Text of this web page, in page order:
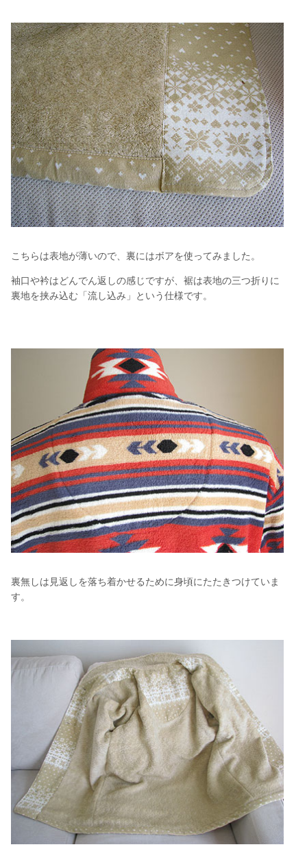
こちらは表地が薄いので、裏にはボアを使ってみました。
袖口や衿はどんでん返しの感じですが、裾は表地の三つ折りに
裏地を挟み込む「流し込み」という仕様です。
裏無しは見返しを落ち着かせるために身頃にたたきつけていま
す。